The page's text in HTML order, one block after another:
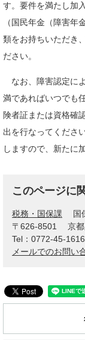
す。要件を満たし加
（国民年金（障害年
類をお持ちいただき
ださい。
なお、障害認定に
満であればいつでも
険者証または資格確
出を行なってくださ
しますので、新たに
このページに
税務・国保課
国
〒626-8501
京
Tel：0772-45-1616
メールでのお問い